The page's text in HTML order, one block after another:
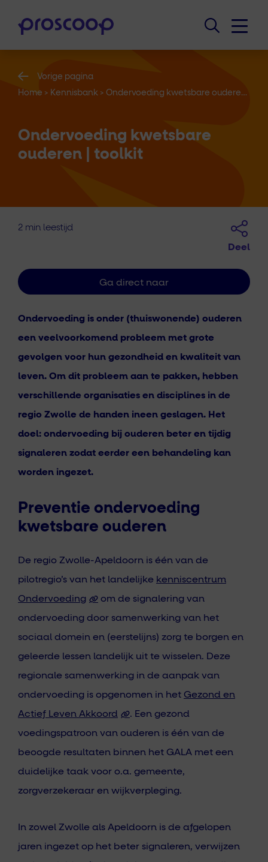
Vorige pagina
Home > Kennisbank > Ondervoeding kwetsbare ouderen | toolkit
Ondervoeding kwetsbare
ouderen | toolkit
2 min leestijd
Deel
Ondervoeding is onder (thuiswonende) ouderen
een veelvoorkomend probleem met grote
gevolgen voor hun gezondheid en kwaliteit van
leven. Om dit probleem aan te pakken, hebben
verschillende organisaties en disciplines in de
regio Zwolle de handen ineen geslagen. Het
doel: ondervoeding bij ouderen beter en tijdig
signaleren zodat eerder een behandeling kan
worden ingezet.
Preventie ondervoeding
kwetsbare ouderen
De regio Zwolle-Apeldoorn is één van de
pilotregio’s van het landelijke kenniscentrum
Ondervoeding
om de signalering van
ondervoeding door samenwerking van het
sociaal domein en (eerstelijns) zorg te borgen en
geleerde lessen landelijk uit te wisselen. Deze
regionale samenwerking in de aanpak van
ondervoeding is opgenomen in het Gezond en
Actief Leven Akkoord
. Een gezond
voedingspatroon van ouderen is één van de
beoogde resultaten binnen het GALA met een
duidelijke taak voor o.a. gemeente,
zorgverzekeraar en wijkverpleging.
In zowel Zwolle als Apeldoorn is de afgelopen
jaren ingezet op het beter signaleren, verwijzen